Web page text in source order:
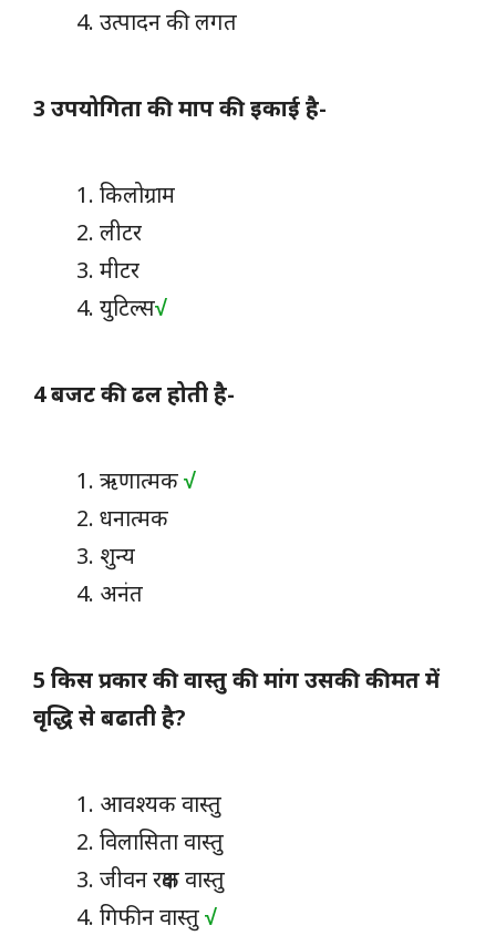
उत्पादन की लगत
3 उपयोगिता की माप की इकाई है-
किलोग्राम
लीटर
मीटर
युटिल्स√
4 बजट की ढल होती है-
ऋणात्मक√
धनात्मक
शुन्य
अनंत
5 किस प्रकार की वास्तु की मांग उसकी कीमत में
वृद्धि से बढाती है?
आवश्यक वास्तु
विलासिता वास्तु
जीवन रक्षक वास्तु
गिफीन वास्तु√